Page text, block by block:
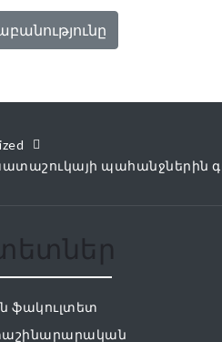
պահանջներին
ֆակուլտետ